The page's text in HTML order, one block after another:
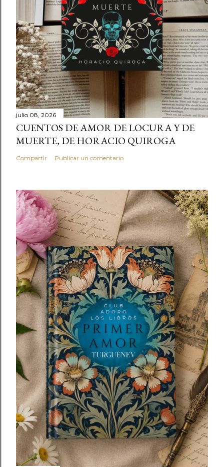
julio 08, 2026
CUENTOS DE AMOR DE LOCURA Y DE
MUERTE, DE HORACIO QUIROGA
Compartir Publicar un comentario